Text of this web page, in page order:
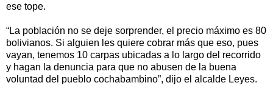
ese tope.
“La población no se deje sorprender, el precio máximo es 80
bolivianos. Si alguien les quiere cobrar más que eso, pues
vayan, tenemos 10 carpas ubicadas a lo largo del recorrido
y hagan la denuncia para que no abusen de la buena
voluntad del pueblo cochabambino”, dijo el alcalde Leyes.